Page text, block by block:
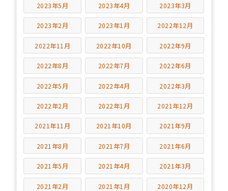
2023年5月 2023年4月 2023年3月
2023年2月 2023年1月 2022年12月
2022年11月 2022年10月 2022年9月
2022年8月 2022年7月 2022年6月
2022年5月 2022年4月 2022年3月
2022年2月 2022年1月 2021年12月
2021年11月 2021年10月 2021年9月
2021年8月 2021年7月 2021年6月
2021年5月 2021年4月 2021年3月
2021年2月 2021年1月 2020年12月